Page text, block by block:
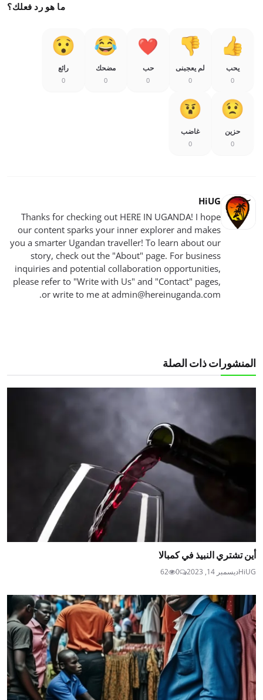
ما هو رد فعلك؟
يحب
0
لم يعجبنى
0
حب
0
مضحك
0
رائع
0
حزين
0
غاضب
0
HiUG
Thanks for checking out HERE IN UGANDA! I hope
our content sparks your inner explorer and makes
you a smarter Ugandan traveller! To learn about our
story, check out the "About" page. For business
inquiries and potential collaboration opportunities,
please refer to "Write with Us" and "Contact" pages,
or write to me at admin@hereinuganda.com
.
المنشورات ذات الصلة
أين تشتري النبيذ في كمبالا
HiUGديسمبر 14, 2023 0
62